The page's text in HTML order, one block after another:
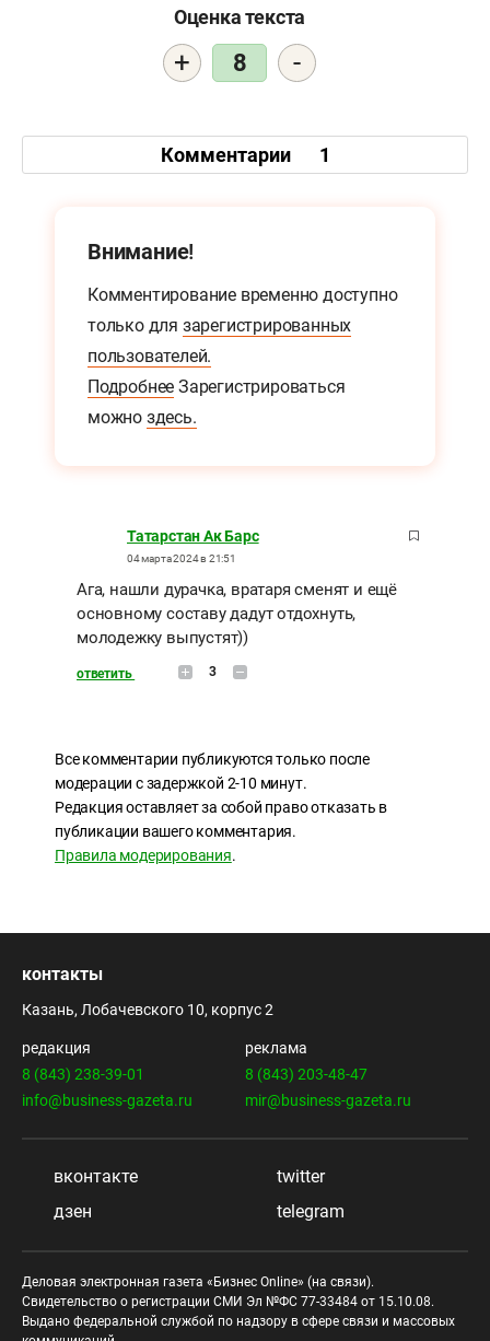
Оценка текста
+ 8 -
Комментарии 1
Внимание!
Комментирование временно доступно
только для зарегистрированных
пользователей.
Подробнее Зарегистрироваться
можно здесь.
Татарстан Ак Барс
04 марта 2024 в 21:51
Ага, нашли дурачка, вратаря сменят и ещё
основному составу дадут отдохнуть,
молодежку выпустят))
ответить 3
Все комментарии публикуются только после
модерации с задержкой 2-10 минут.
Редакция оставляет за собой право отказать в
публикации вашего комментария.
Правила модерирования.
контакты
Казань, Лобачевского 10, корпус 2
редакция
8 (843) 238-39-01
info@business-gazeta.ru
реклама
8 (843) 203-48-47
mir@business-gazeta.ru
вконтакте
twitter
дзен
telegram
Деловая электронная газета «Бизнес Online» (на связи).
Свидетельство о регистрации СМИ Эл №ФС 77-33484 от 15.10.08.
Выдано федеральной службой по надзору в сфере связи и массовых